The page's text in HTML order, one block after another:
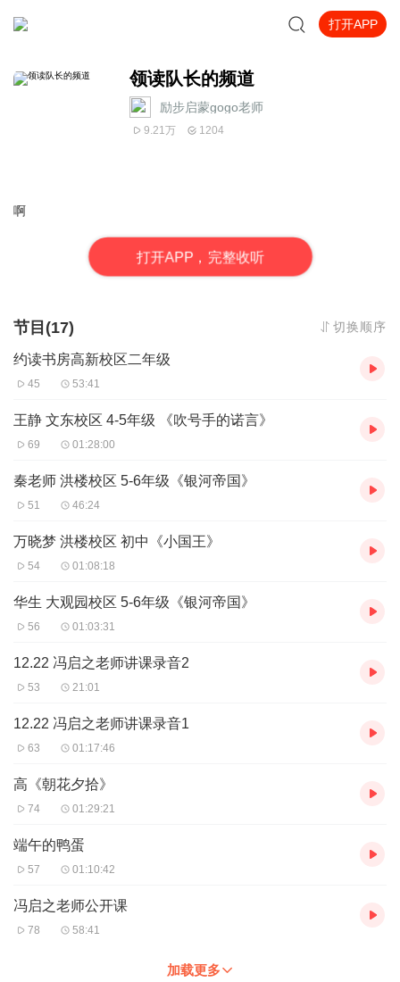
打开APP
领读队长的频道
励步启蒙gogo老师
9.21万 1204
啊
打开APP，完整收听
节目(17) 切换顺序
约读书房高新校区二年级
45 53:41
王静 文东校区 4-5年级 《吹号手的诺言》
69 01:28:00
秦老师 洪楼校区 5-6年级《银河帝国》
51 46:24
万晓梦 洪楼校区 初中《小国王》
54 01:08:18
华生 大观园校区 5-6年级《银河帝国》
56 01:03:31
12.22 冯启之老师讲课录音2
53 21:01
12.22 冯启之老师讲课录音1
63 01:17:46
高《朝花夕拾》
74 01:29:21
端午的鸭蛋
57 01:10:42
冯启之老师公开课
78 58:41
加载更多